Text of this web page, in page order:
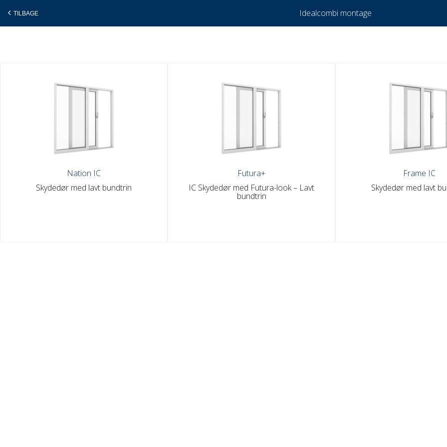
TILBAGE Idealcombi montage
Nation IC
Skydedør med lavt bundtrin
Futura+
IC Skydedør med Futura-look – Lavt
bundtrin
Frame IC
Skydedør med lavt